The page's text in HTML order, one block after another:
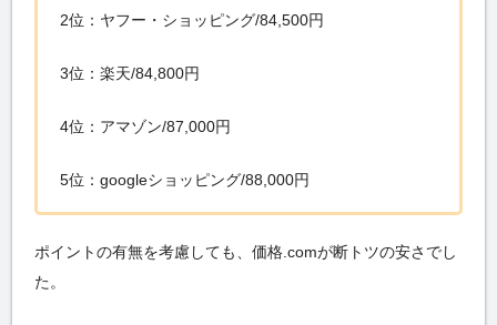
2位：ヤフー・ショッピング/84,500円
3位：楽天/84,800円
4位：アマゾン/87,000円
5位：googleショッピング/88,000円
ポイントの有無を考慮しても、価格.comが断トツの安さでし
た。